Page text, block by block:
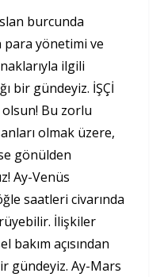
burcunda
para yönetimi ve
ilgili
bir gündeyiz. İŞÇİ
olsun! Bu zorlu
olmak üzere,
gönülden
Ay-Venüs
saatleri civarında
İlişkiler
bakım açısından
gündeyiz. Ay-Mars